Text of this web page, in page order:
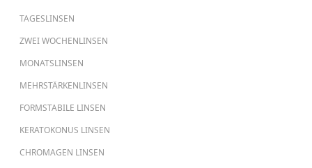
HAUPTNAVIGATION
TAGESLINSEN
ZWEI WOCHENLINSEN
MONATSLINSEN
MEHRSTÄRKENLINSEN
FORMSTABILE LINSEN
KERATOKONUS LINSEN
CHROMAGEN LINSEN